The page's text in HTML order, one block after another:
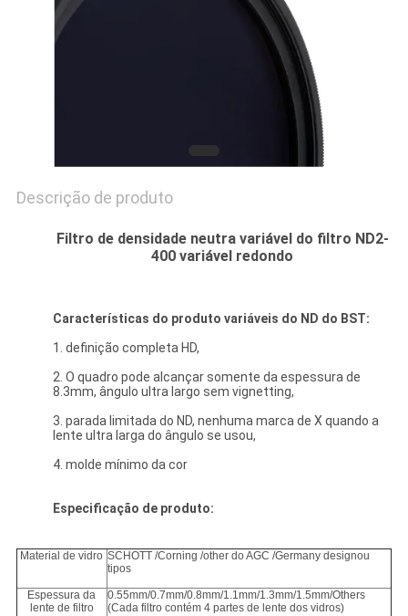
Descrição de produto
Filtro de densidade neutra variável do filtro ND2-
400 variável redondo
Características do produto variáveis do ND do BST:
1. definição completa HD,
2. O quadro pode alcançar somente da espessura de
8.3mm, ângulo ultra largo sem vignetting,
3. parada limitada do ND, nenhuma marca de X quando a
lente ultra larga do ângulo se usou,
4. molde mínimo da cor
Especificação de produto:
Material de vidro SCHOTT /Corning /other do AGC /Germany designou
tipos
Espessura da
lente de filtro
0.55mm/0.7mm/0.8mm/1.1mm/1.3mm/1.5mm/Others
(Cada filtro contém 4 partes de lente dos vidros)